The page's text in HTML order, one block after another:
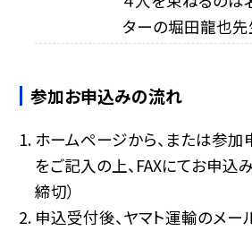
ターの堀田龍也先
参加お申込みの流れ
ホームページから、または参
をご記入の上、FAXにてお申込
締切）
申込受付後、ヤマト運輸のメー